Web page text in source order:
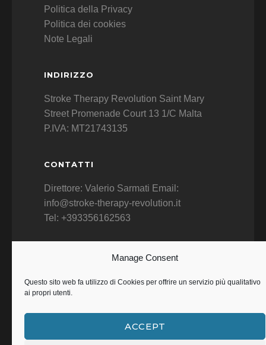
Manage Consent
Questo sito web fa utilizzo di Cookies per offrire un servizio più qualitativo
ai propri utenti.
ACCEPT
Politica della Privacy
Politica dei cookies
Note Legali
INDIRIZZO
Stroke Therapy Revolution Saint Mary
Street Promenade Court 13 1/C Malta
P.IVA: MT21743135
CONTATTI
Direttore: Valerio Sarmati Email:
info@stroke-therapy-revolution.it
Tel: +393356162563
F.A.Q. DOMANDE FREQUENTI
F.A.Q.